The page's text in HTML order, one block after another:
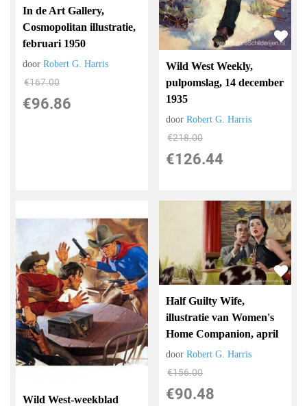
In de Art Gallery,
Cosmopolitan illustratie,
februari 1950
doorRobert G. Harris
€167.00
€96.86
Wild West Weekly,
pulpomslag, 14 december
1935
doorRobert G. Harris
€218.00
€126.44
Wild West-weekblad
Half Guilty Wife,
illustratie van Women's
Home Companion, april
doorRobert G. Harris
€156.00
€90.48